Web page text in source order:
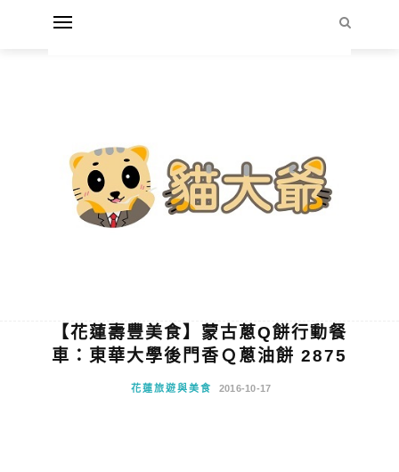
【花蓮壽豐美食】蒙古蔥Q餅行動餐
車：東華大學後門香Ｑ蔥油餅 2875
花蓮旅遊與美食 2016-10-17